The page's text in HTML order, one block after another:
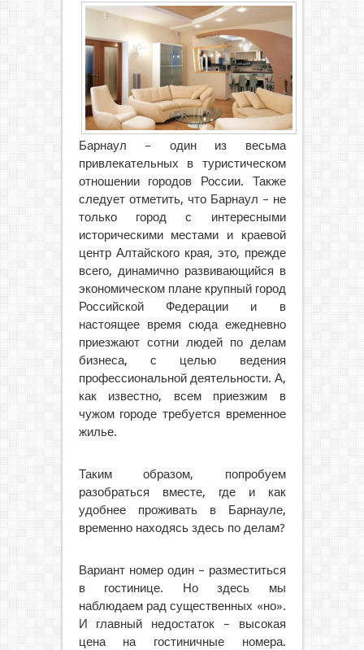
Барнаул – один из весьма
привлекательных в туристическом
отношении городов России. Также
следует отметить, что Барнаул – не
только город с интересными
историческими местами и краевой
центрАлтайского края, это, прежде
всего, динамично развивающийся в
экономическом плане крупный город
Российской Федерации и в
настоящее время сюда ежедневно
приезжают сотни людей по делам
бизнеса, с целью ведения
профессиональной деятельности. А,
как известно, всем приезжим в
чужом городе требуется временное
жилье.
Таким образом, попробуем
разобраться вместе, где и как
удобнее проживать в Барнауле,
временно находясь здесь по делам?
Вариант номер один – разместиться
в гостинице. Но здесь мы
наблюдаем рад существенных «но».
И главный недостаток – высокая
цена на гостиничные номера.